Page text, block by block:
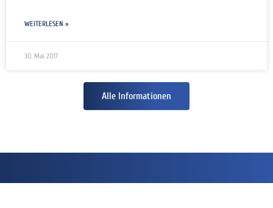
WEITERLESEN »
30. Mai 2017
Alle Informationen